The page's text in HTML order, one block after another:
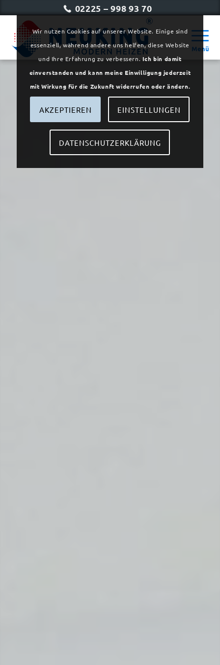
02225 – 998 93 70
Menü
Wir nutzen Cookies auf unserer Website. Einige sind
essenziell, während andere uns helfen, diese Website
und Ihre Erfahrung zu verbessern. Ich bin damit
einverstanden und kann meine Einwilligung jederzeit
mit Wirkung für die Zukunft widerrufen oder ändern.
AKZEPTIEREN EINSTELLUNGEN
DATENSCHUTZERKLÄRUNG